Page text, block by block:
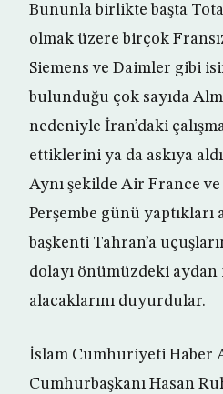
Bununla birlikte başta
olmak üzere birçok
Siemens ve Daimler gibi
bulunduğu çok sayıda
nedeniyle İran’daki
ettiklerini ya da askıya
Aynı şekilde Air France
Perşembe günü yaptıkları
başkenti Tahran’a
dolayı önümüzdeki aydan
alacaklarını duyurdular.
İslam Cumhuriyeti Haber
Cumhurbaşkanı Hasan